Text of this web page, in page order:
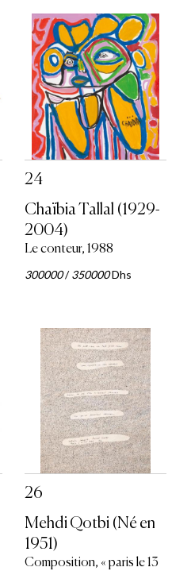
24
Chaïbia Tallal (1929-
2004)
Le conteur, 1988
300000/350000Dhs
26
Mehdi Qotbi (Né en
1951)
Composition, « paris le 13